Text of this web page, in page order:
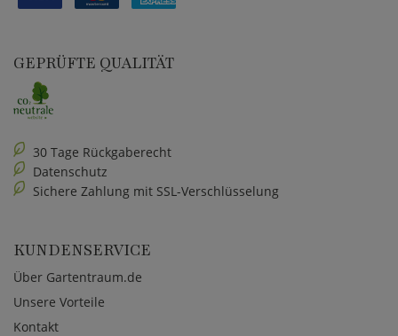
GEPRÜFTE QUALITÄT
30 Tage Rückgaberecht
Datenschutz
Sichere Zahlung mit SSL-Verschlüsselung
KUNDENSERVICE
Über Gartentraum.de
Unsere Vorteile
Kontakt